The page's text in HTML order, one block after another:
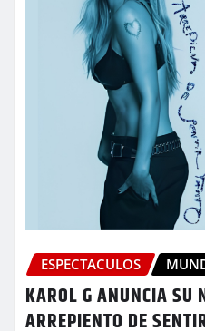
ESPECTACULOS
KAROL G ANUNCIA SU
ARREPIENTO DE